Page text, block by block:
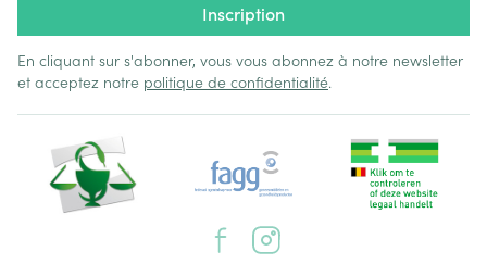
Inscription
En cliquant sur s'abonner, vous vous abonnez à notre newsletter
et acceptez notre politique de confidentialité.